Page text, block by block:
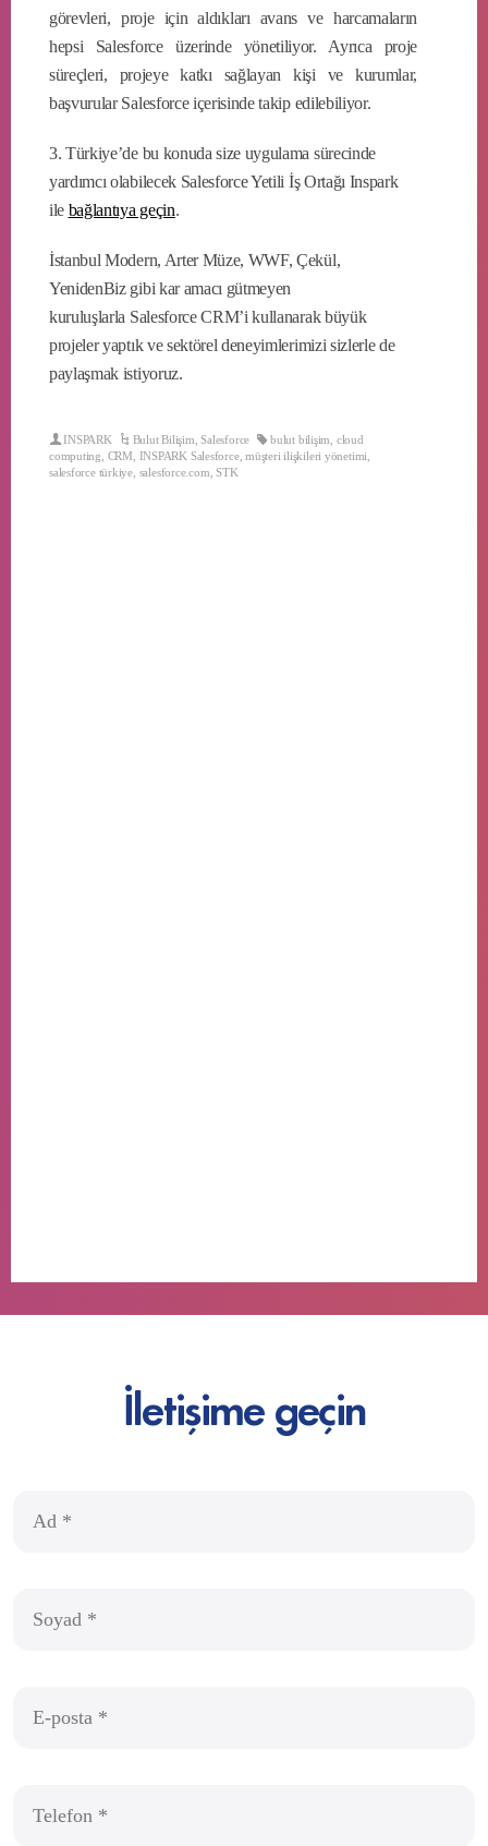
görevleri, proje için aldıkları avans ve harcamaların
hepsi Salesforce üzerinde yönetiliyor. Ayrıca proje
süreçleri, projeye katkı sağlayan kişi ve kurumlar,
başvurular Salesforce içerisinde takip edilebiliyor.
3. Türkiye’de bu konuda size uygulama sürecinde
yardımcı olabilecek Salesforce Yetili İş Ortağı Inspark
ile bağlantıya geçin.
İstanbul Modern, Arter Müze, WWF, Çekül,
YenidenBiz gibi kar amacı gütmeyen
kuruluşlarla Salesforce CRM’i kullanarak büyük
projeler yaptık ve sektörel deneyimlerimizi sizlerle de
paylaşmak istiyoruz.
INSPARK Bulut Bilişim ,Salesforce bulut bilişim cloud
computing CRM INSPARK Salesforce,müşteri ilişkileri yönetimi
salesforce türkiye salesforce.com ,STK
İletişime geçin